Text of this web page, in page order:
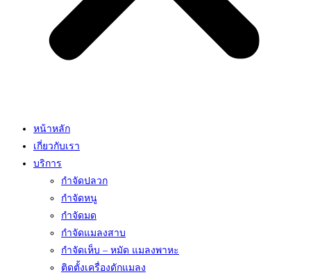
หน้าหลัก
เกี่ยวกับเรา
บริการ
กำจัดปลวก
กำจัดหนู
กำจัดมด
กำจัดแมลงสาบ
กำจัดเห็บ – หมัด แมลงพาหะ
ติดตั้งเครื่องดักแมลง